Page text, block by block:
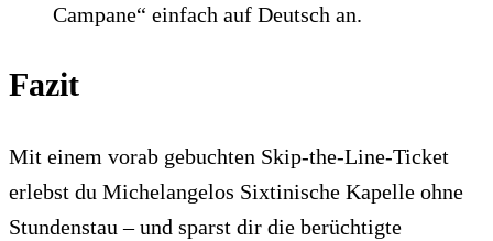
Campane“ einfach auf Deutsch an.
Fazit
Mit einem vorab gebuchten Skip-the-Line-Ticket
erlebst du Michelangelos Sixtinische Kapelle ohne
Stundenstau – und sparst dir die berüchtigte